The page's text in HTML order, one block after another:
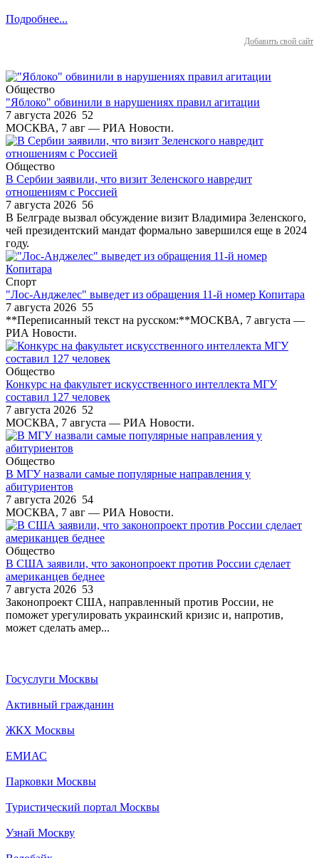
Подробнее...
Добавить свой сайт
Общество
"Яблоко" обвинили в нарушениях правил агитации
7 августа 2026 52
МОСКВА, 7 авг — РИА Новости.
Общество
В Сербии заявили, что визит Зеленского навредит
отношениям с Россией
7 августа 2026 56
В Белграде вызвал обсуждение визит Владимира Зеленского,
чей президентский мандат формально завершился еще в 2024
году.
Спорт
"Лос-Анджелес" выведет из обращения 11-й номер Копитара
7 августа 2026 55
**Переписанный текст на русском:**МОСКВА, 7 августа —
РИА Новости.
Общество
Конкурс на факультет искусственного интеллекта МГУ
составил 127 человек
7 августа 2026 52
МОСКВА, 7 августа — РИА Новости.
Общество
В МГУ назвали самые популярные направления у
абитуриентов
7 августа 2026 54
МОСКВА, 7 авг — РИА Новости.
Общество
В США заявили, что законопроект против России сделает
американцев беднее
7 августа 2026 53
Законопроект США, направленный против России, не
поможет урегулировать украинский кризис и, напротив,
может сделать амер...
Госуслуги Москвы
Активный гражданин
ЖКХ Москвы
ЕМИАС
Парковки Москвы
Туристический портал Москвы
Узнай Москву